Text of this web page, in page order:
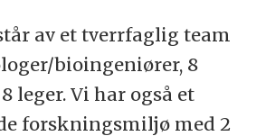
av et tverrfaglig team
bioingeniører, 8
leger. Vi har også et
forskningsmiljø med 2